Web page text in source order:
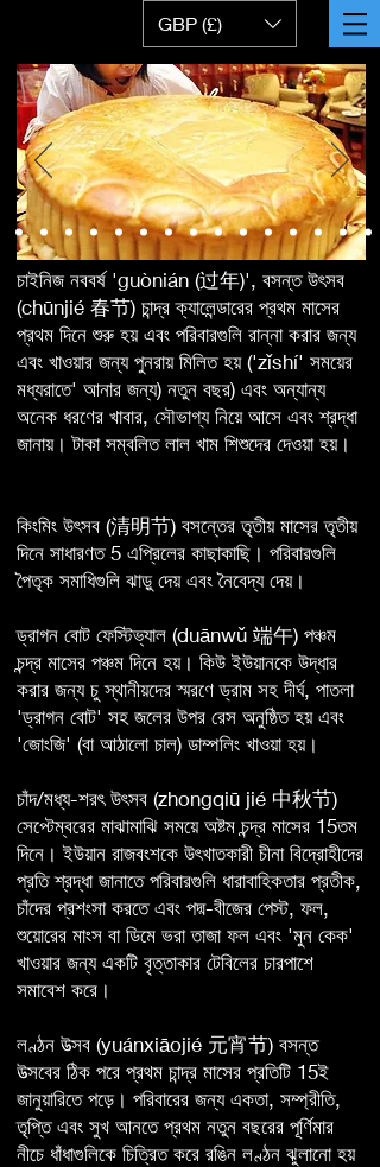
GBP (£)
চাইনিজ নববর্ষ 'guònián (过年)', বসন্ত উৎসব
(chūnjié 春节) চান্দ্র ক্যালেন্ডারের প্রথম মাসের
প্রথম দিনে শুরু হয় এবং পরিবারগুলি রান্না করার জন্য
এবং খাওয়ার জন্য পুনরায় মিলিত হয় ('zǐshí' সময়ের
মধ্যরাতে' আনার জন্য) নতুন বছর) এবং অন্যান্য
অনেক ধরণের খাবার, সৌভাগ্য নিয়ে আসে এবং শ্রদ্ধা
জানায়। টাকা সম্বলিত লাল খাম শিশুদের দেওয়া হয়।
কিংমিং উৎসব (清明节) বসন্তের তৃতীয় মাসের তৃতীয়
দিনে সাধারণত 5 এপ্রিলের কাছাকাছি। পরিবারগুলি
পৈতৃক সমাধিগুলি ঝাড়ু দেয় এবং নৈবেদ্য দেয়।
ড্রাগন বোট ফেস্টিভ্যাল (duānwǔ 端午) পঞ্চম
চন্দ্র মাসের পঞ্চম দিনে হয়। কিউ ইউয়ানকে উদ্ধার
করার জন্য চু স্থানীয়দের স্মরণে ড্রাম সহ দীর্ঘ, পাতলা
'ড্রাগন বোট' সহ জলের উপর রেস অনুষ্ঠিত হয় এবং
'জোংজি' (বা আঠালো চাল) ডাম্পলিং খাওয়া হয়।
চাঁদ/মধ্য-শরৎ উৎসব (zhongqiū jié 中秋节)
সেপ্টেম্বরের মাঝামাঝি সময়ে অষ্টম চন্দ্র মাসের 15তম
দিনে। ইউয়ান রাজবংশকে উৎখাতকারী চীনা বিদ্রোহীদের
প্রতি শ্রদ্ধা জানাতে পরিবারগুলি ধারাবাহিকতার প্রতীক,
চাঁদের প্রশংসা করতে এবং পদ্ম-বীজের পেস্ট, ফল,
শুয়োরের মাংস বা ডিমে ভরা তাজা ফল এবং 'মুন কেক'
খাওয়ার জন্য একটি বৃত্তাকার টেবিলের চারপাশে
সমাবেশ করে।
লণ্ঠন উত্সব (yuánxiāojié 元宵节) বসন্ত
উত্সবের ঠিক পরে প্রথম চান্দ্র মাসের প্রতিটি 15ই
জানুয়ারিতে পড়ে। পরিবারের জন্য একতা, সম্প্রীতি,
তৃপ্তি এবং সুখ আনতে প্রথম নতুন বছরের পূর্ণিমার
নীচে ধাঁধাগুলিকে চিত্রিত করে রঙিন লণ্ঠন ঝুলানো হয়